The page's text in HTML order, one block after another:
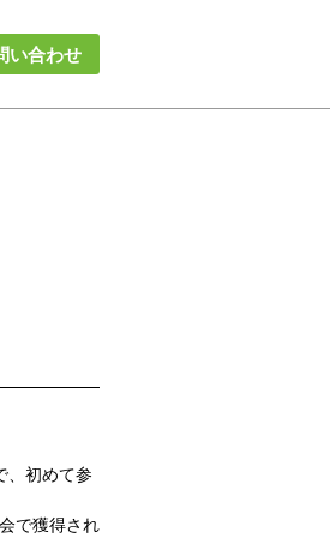
い合わせ
、初めて参
で獲得され